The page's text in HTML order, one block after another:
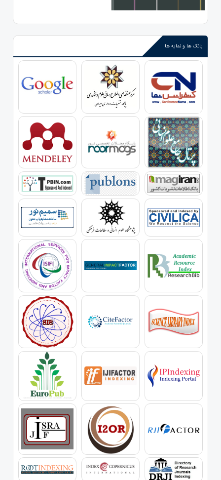
بانک ها و نمایه ها